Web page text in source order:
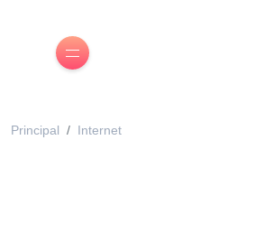
Principal Internet